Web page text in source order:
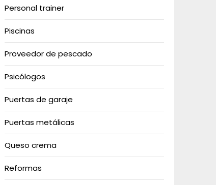
Personal trainer
Piscinas
Proveedor de pescado
Psicólogos
Puertas de garaje
Puertas metálicas
Queso crema
Reformas